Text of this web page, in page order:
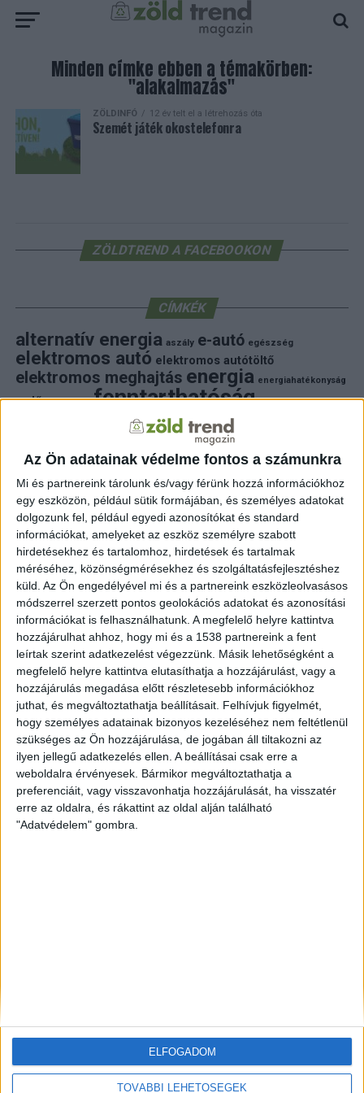
Az Ön adatainak védelme fontos a számunkra
Mi és partnereink tárolunk és/vagy férünk hozzá információkhoz
egy eszközön, például sütik formájában, és személyes adatokat
dolgozunk fel, például egyedi azonosítókat és standard
információkat, amelyeket az eszköz személyre szabott
hirdetésekhez és tartalomhoz, hirdetések és tartalmak
méréséhez, közönségmérésekhez és szolgáltatásfejlesztéshez
küld. Az Ön engedélyével mi és a partnereink eszközleolvasásos
módszerrel szerzett pontos geolokációs adatokat és azonosítási
információkat is felhasználhatunk. A megfelelő helyre kattintva
hozzájárulhat ahhoz, hogy mi és a 1538 partnereink a fent
leírtak szerint adatkezelést végezzünk. Másik lehetőségként a
megfelelő helyre kattintva elutasíthatja a hozzájárulást, vagy a
hozzájárulás megadása előtt részletesebb információkhoz
juthat, és megváltoztathatja beállításait. Felhívjuk figyelmét,
hogy személyes adatainak bizonyos kezeléséhez nem feltétlenül
szükséges az Ön hozzájárulása, de jogában áll tiltakozni az
ilyen jellegű adatkezelés ellen. A beállításai csak erre a
weboldalra érvényesek. Bármikor megváltoztathatja a
preferenciáit, vagy visszavonhatja hozzájárulását, ha visszatér
erre az oldalra, és rákattint az oldal alján található
"Adatvédelem" gombra.
TOVÁBBI LEHETŐSÉGEK
ELFOGADOM
Minden címke ebben a témakörben:
"alakalmazás"
ZÖLDINFÓ 12 év telt el a létrehozás óta
Szemét játék okostelefonra
ZÖLDTREND A FACEBOOKON
CÍMKÉK
alternatív energia aszály e-autó egészség
elektromos autó elektromos autótöltő
elektromos meghajtás energia energiahatékonyság
erdő fejlesztés fenntarthatóság fotovoltaikus
hulladék időjárás klímaváltozás
környezet
környezetvédelem környezetvédelmi hírek
közlekedés megújuló energia mezőgazdaság
napelemnapelemeknapenergia
naperőmű solar solar energy szelektiv hulladék természet
természetvédelem villamosenergia villanyautó víz
autó
zöld energia zöld energiaforrás zöld hirek
állatvédelem áram életmód újrahasznosítás
FRISS HÍREK
ZÖLDINFÓ 18 perc telt el a létrehozás óta
A fiatal fák élveznek elsőbbséget: új öntözési
protokollt dolgozott ki a FŐKERT
ZÖLDINFÓ 48 perc telt el a létrehozás óta
A szakértők szerint egyre nagyobb figyelmet
érdemel a nyári légszennyezés
ZÖLDINFÓ 53 perc telt el a létrehozás óta
Nem állhat le teljesen a krskói atomerőmű, a hálózat
stabilitása a tét
ZÖLDINFÓ 15 óra telt el a létrehozás óta